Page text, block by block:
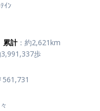
ｲﾝ
累計：約2,621km
歩
561,731